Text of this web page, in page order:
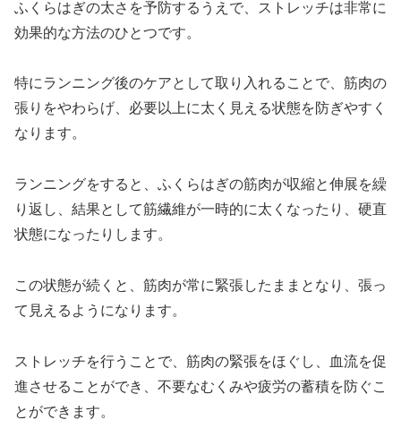
ふくらはぎの太さを予防するうえで、ストレッチは非常に
効果的な方法のひとつです。
特にランニング後のケアとして取り入れることで、筋肉の
張りをやわらげ、必要以上に太く見える状態を防ぎやすく
なります。
ランニングをすると、ふくらはぎの筋肉が収縮と伸展を繰
り返し、結果として筋繊維が一時的に太くなったり、硬直
状態になったりします。
この状態が続くと、筋肉が常に緊張したままとなり、張っ
て見えるようになります。
ストレッチを行うことで、筋肉の緊張をほぐし、血流を促
進させることができ、不要なむくみや疲労の蓄積を防ぐこ
とができます。